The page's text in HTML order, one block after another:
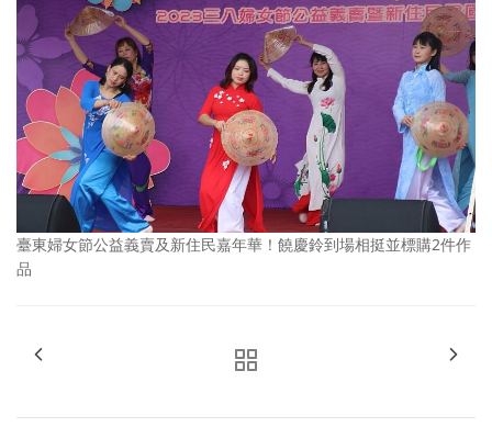
臺東婦女節公益義賣及新住民嘉年華！饒慶鈴到場相挺並標購2件作
品